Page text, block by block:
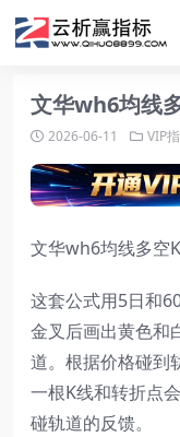
文华wh6均线
2026-06-11 VIP
文华wh6均线多空
这套公式用5日和
金叉后画出黄色和
道。根据价格碰到
一根K线和转折点
碰轨道的反馈。